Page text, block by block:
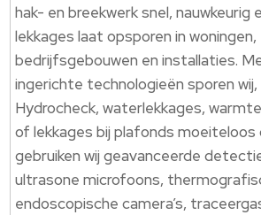
hak- en breekwerk snel, nauwkeurig
lekkages laat opsporen in woningen,
bedrijfsgebouwen en installaties.
ingerichte technologieën sporen
Hydrocheck, waterlekkages,
of lekkages bij plafonds moeiteloos
gebruiken wij geavanceerde
ultrasone microfoons,
endoscopische camera’s,